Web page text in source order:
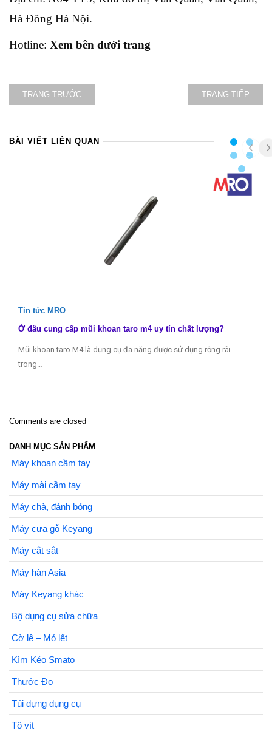
Hà Đông Hà Nội.
Hotline: Xem bên dưới trang
TRANG TRƯỚC TRANG TIẾP
BÀI VIẾT LIÊN QUAN
Tin tức MRO
Ở đâu cung cấp mũi khoan taro m4 uy tín chất lượng?
Mũi khoan taro M4 là dụng cụ đa năng được sử dụng rộng rãi
trong…
Comments are closed
DANH MỤC SẢN PHẨM
Máy khoan cầm tay
Máy mài cầm tay
Máy chà, đánh bóng
Máy cưa gỗ Keyang
Máy cắt sắt
Máy hàn Asia
Máy Keyang khác
Bộ dụng cụ sửa chữa
Cờ lê – Mỏ lết
Kìm Kéo Smato
Thước Đo
Túi đựng dụng cụ
Tô vít